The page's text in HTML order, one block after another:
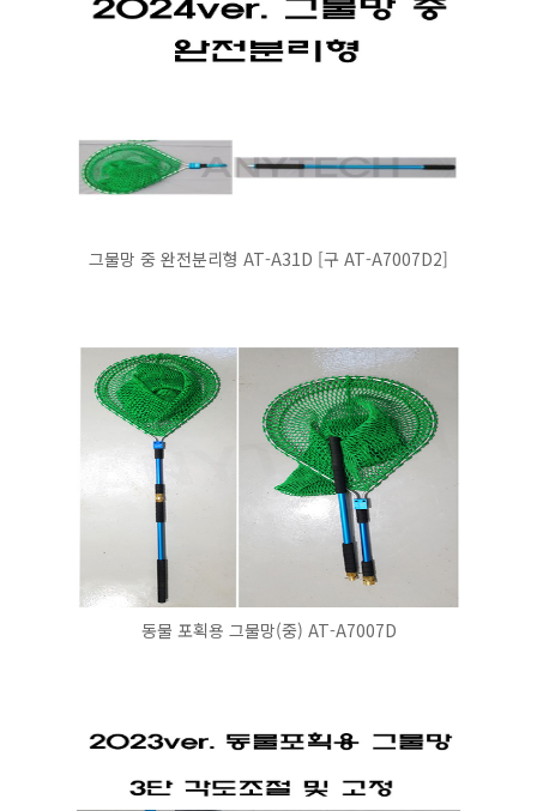
그물망 중 완전분리형 AT-A31D [구 AT-A7007D2]
동물 포획용 그물망(중) AT-A7007D